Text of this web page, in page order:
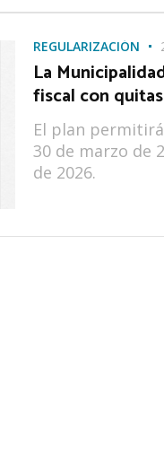
REGULARIZACIÓN
La
fiscal con
El plan
30 de marzo de
de 2026.